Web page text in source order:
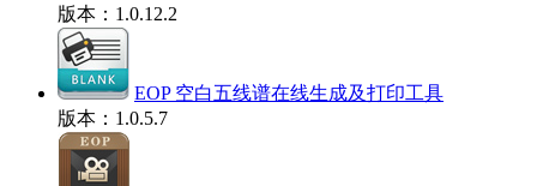
版本：1.0.12.2
EOP 空白五线谱在线生成及打印工具
版本：1.0.5.7